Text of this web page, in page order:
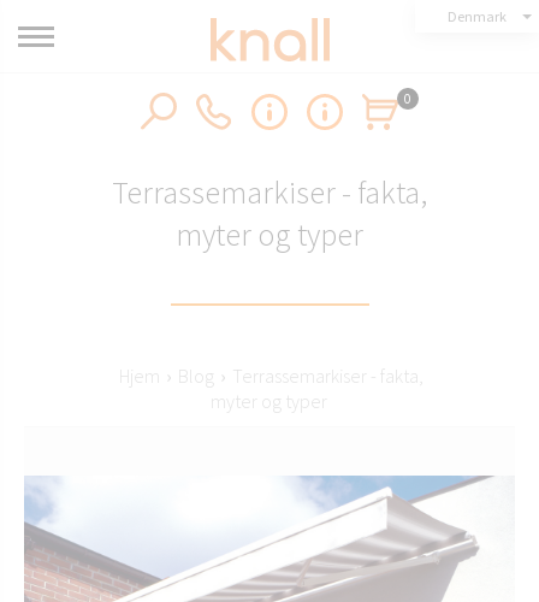
Denmark
0
Terrassemarkiser - fakta,
myter og typer
Hjem › Blog › Terrassemarkiser - fakta,
myter og typer